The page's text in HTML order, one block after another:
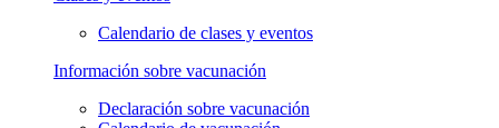
Calendario de clases y eventos
Información sobre vacunación
Declaración sobre vacunación